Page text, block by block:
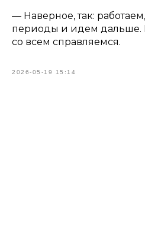
— Наверное, так:
периоды и идем дальше.
со всем справляемся.
2026-05-19 15:14